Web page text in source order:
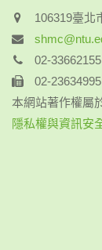
106319臺北
02-33662155
02-23634995
本網站著作權屬
隱私權與資訊安